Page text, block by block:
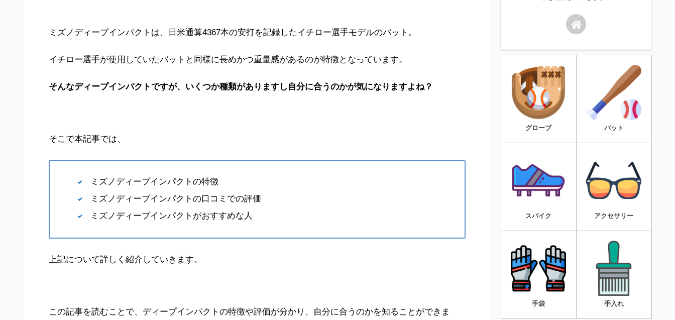
ミズノディープインパクトは、日米通算4367本の安打を記録したイチロー選手モデルのバット。
イチロー選手が使用していたバットと同様に長めかつ重量感があるのが特徴となっています。
そんなディープインパクトですが、いくつか種類がありますし自分に合うのかが気になりますよね？
そこで本記事では、
ミズノディープインパクトの特徴
ミズノディープインパクトの口コミでの評価
ミズノディープインパクトがおすすめな人
上記について詳しく紹介していきます。
この記事を読むことで、ディープインパクトの特徴や評価が分かり、自分に合うのかを知ることができま
グローブ バット
スパイク アクセサリー
手袋 手入れ